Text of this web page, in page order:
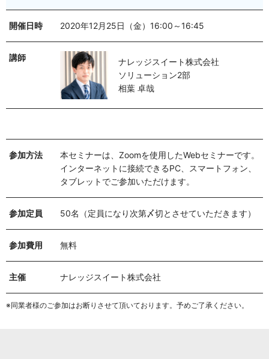
開催日時 2020年12月25日（金）16:00～16:45
講師
ナレッジスイート株式会社
ソリューション2部
相葉 卓哉
参加方法
本セミナーは、Zoomを使用したWebセミナーです。
インターネットに接続できるPC、スマートフォン、
タブレットでご参加いただけます。
参加定員 50名（定員になり次第〆切とさせていただきます）
参加費用 無料
主催 ナレッジスイート株式会社
※同業者様のご参加はお断りさせて頂いております。予めご了承ください。